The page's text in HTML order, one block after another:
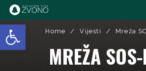
Open toolbar IK Zvono
Home / Vijesti / Mreža
MREŽA